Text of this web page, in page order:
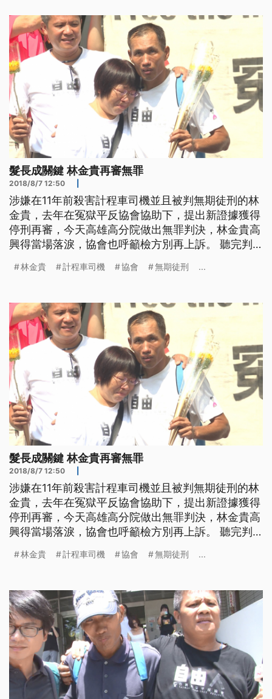
12月假釋出獄後有蓄髮，恐跟大頭照模樣明顯不同，
且林金貴羈押時的獄友有證
髮長成關鍵 林金貴再審無罪
2018/8/7 12:50
涉嫌在11年前殺害計程車司機並且被判無期徒刑的林
金貴，去年在冤獄平反協會協助下，提出新證據獲得
停刑再審，今天高雄高分院做出無罪判決，林金貴高
興得當場落淚，協會也呼籲檢方別再上訴。 聽完判
眼淚，耗時11年，林金貴被指控殺害計程車司機的罪
謝大家的幫忙，就是關心我案件的事情，還有就是感
謝平反協會律師們的幫忙，最重
林金貴 計程車司機 協會 無期徒刑 ...
髮長成關鍵 林金貴再審無罪
2018/8/7 12:50
涉嫌在11年前殺害計程車司機並且被判無期徒刑的林
金貴，去年在冤獄平反協會協助下，提出新證據獲得
停刑再審，今天高雄高分院做出無罪判決，林金貴高
興得當場落淚，協會也呼籲檢方別再上訴。 聽完判
眼淚，耗時11年，林金貴被指控殺害計程車司機的罪
謝大家的幫忙，就是關心我案件的事情，還有就是感
謝平反協會律師們的幫忙，最重
林金貴 計程車司機 協會 無期徒刑 ...